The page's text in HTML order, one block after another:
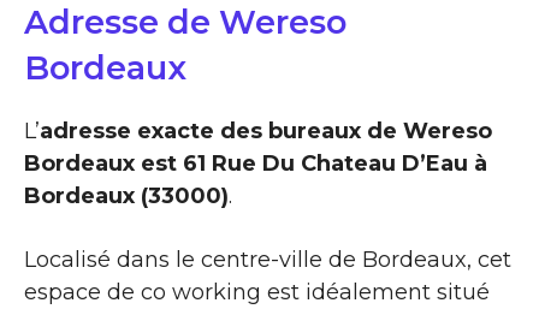
Adresse de Wereso
Bordeaux
L’adresse exacte des bureaux de Wereso
Bordeaux est 61 Rue Du Chateau D’Eau à
Bordeaux (33000).
Localisé dans le centre-ville de Bordeaux, cet
espace de co working est idéalement situé